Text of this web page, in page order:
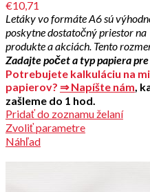
€10,71
Letáky vo formáte A6 sú
poskytne dostatočný priestor
produkte a akciách. Tento
Zadajte počet a typ papiera
Potrebujete kalkuláciu na
papierov? ⇒ Napíšte nám ,
zašleme do 1 hod.
Pridať do zoznamu želaní
Zvoliť parametre
Náhľad